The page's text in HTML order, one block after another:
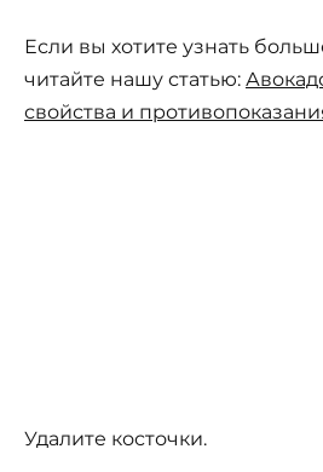
Если вы хотите узнать
читайте нашу статью:
свойства и
Удалите косточки.